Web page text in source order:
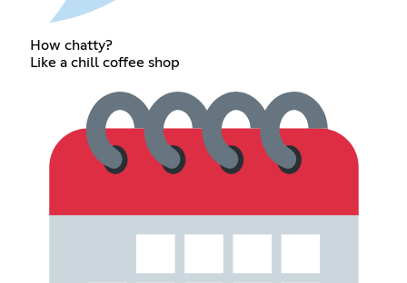
How chatty?
Like a chill coffee shop